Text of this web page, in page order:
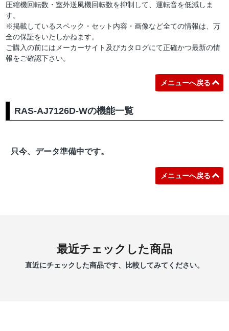
圧縮機回転数・室外送風機回転数を抑制して、運転音を低減しま
す。
※掲載しているスペック・セット内容・画像など全ての情報は、万
全の保証をいたしかねます。
ご購入の前にはメーカーサイト及びカタログにて正確かつ最新の情
報をご確認下さい。
メニューへ戻る
RAS-AJ7126D-Wの機能一覧
只今、データ準備中です。
メニューへ戻る
最近チェックした商品
直近にチェックした商品です、比較してみてください。